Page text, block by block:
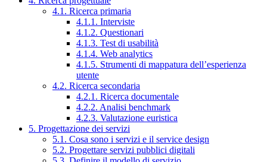
4.1. Ricerca primaria
4.1.1. Interviste
4.1.2. Questionari
4.1.3. Test di usabilità
4.1.4. Web analytics
4.1.5. Strumenti di mappatura dell’esperienza
utente
4.2. Ricerca secondaria
4.2.1. Ricerca documentale
4.2.2. Analisi benchmark
4.2.3. Valutazione euristica
5. Progettazione dei servizi
5.1. Cosa sono i servizi e il service design
5.2. Progettare servizi pubblici digitali